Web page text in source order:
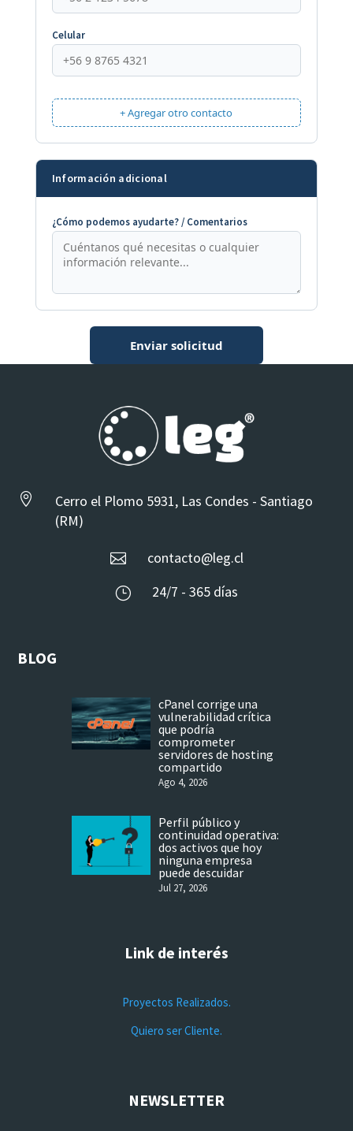
Celular
+ Agregar otro contacto
Información adicional
¿Cómo podemos ayudarte? / Comentarios
Enviar solicitud

Cerro el Plomo 5931, Las Condes - Santiago
(RM)
 contacto@leg.cl
} 24/7 - 365 días
BLOG
cPanel corrige una
vulnerabilidad crítica
que podría
comprometer
servidores de hosting
compartido
Ago 4, 2026
Perfil público y
continuidad operativa:
dos activos que hoy
ninguna empresa
puede descuidar
Jul 27, 2026
Link de interés
Proyectos Realizados.
Quiero ser Cliente.
NEWSLETTER